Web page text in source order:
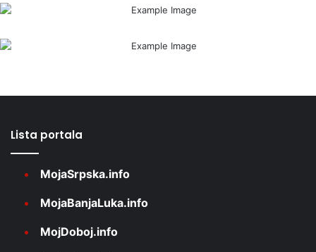
Lista portala
MojaSrpska.info
MojaBanjaLuka.info
MojDoboj.info